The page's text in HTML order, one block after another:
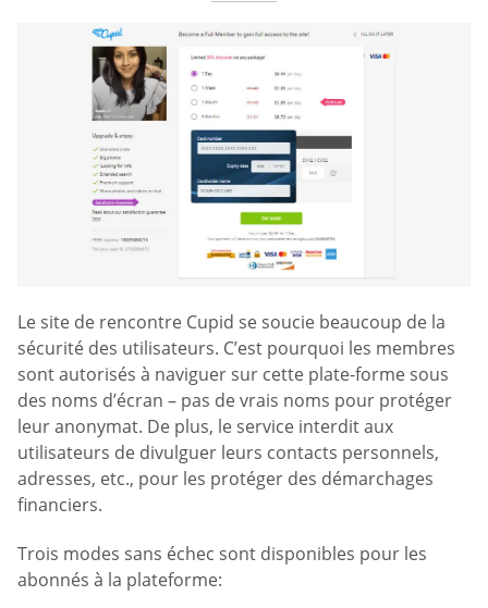
Le site de rencontre Cupid se soucie beaucoup de la
sécurité des utilisateurs. C’est pourquoi les membres
sont autorisés à naviguer sur cette plate-forme sous
des noms d’écran – pas de vrais noms pour protéger
leur anonymat. De plus, le service interdit aux
utilisateurs de divulguer leurs contacts personnels,
adresses, etc., pour les protéger des démarchages
financiers.
Trois modes sans échec sont disponibles pour les
abonnés à la plateforme: